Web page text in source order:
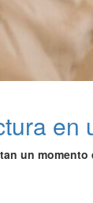
en
un momento